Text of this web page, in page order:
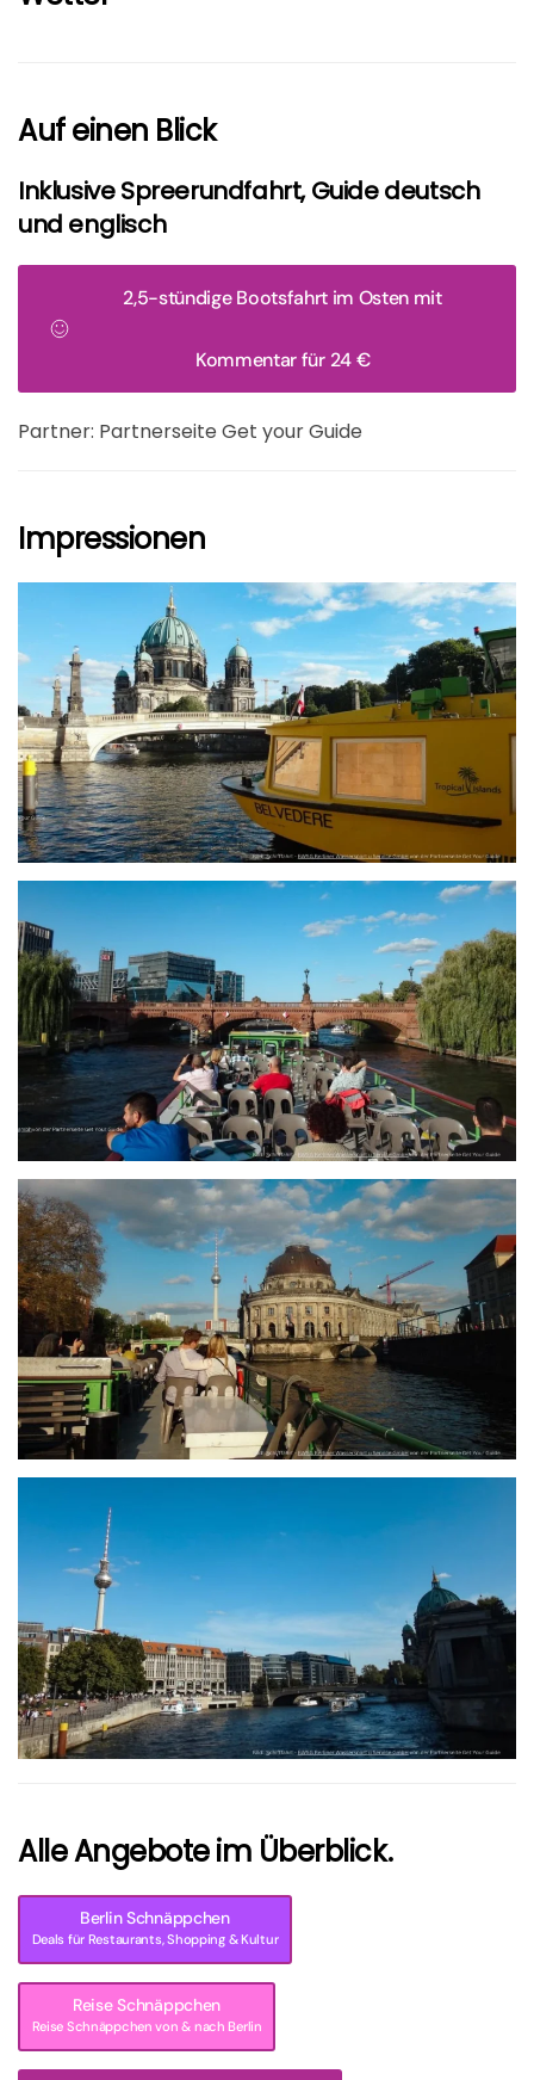
Auf einen Blick
Inklusive Spreerundfahrt, Guide deutsch
und englisch
2,5-stündige Bootsfahrt im Osten mit
Kommentar für 24 €
Partner: Partnerseite Get your Guide
Impressionen
größer
größer
größer
größer
Alle Angebote im Überblick.
Berlin Schnäppchen
Deals für Restaurants, Shopping & Kultur
Reise Schnäppchen
Reise Schnäppchen von & nach Berlin